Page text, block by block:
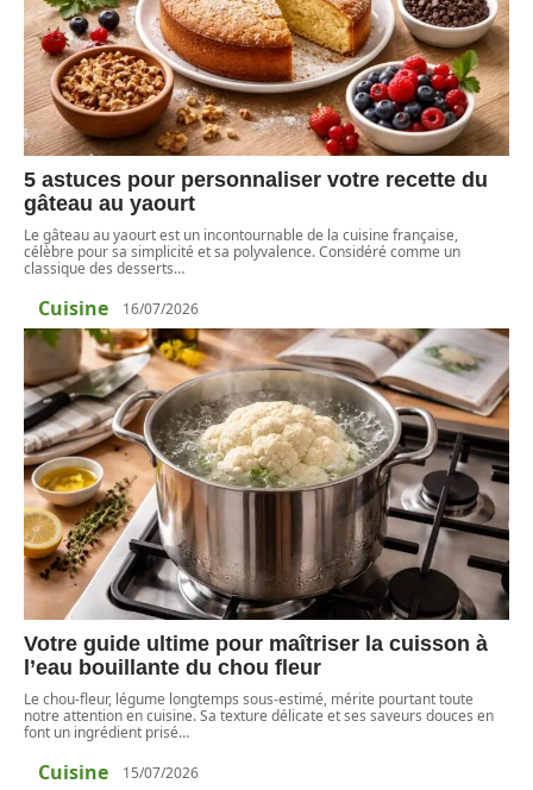
5 astuces pour personnaliser votre recette du
gâteau au yaourt
Le gâteau au yaourt est un incontournable de la cuisine française,
célèbre pour sa simplicité et sa polyvalence. Considéré comme un
classique des desserts…
Cuisine 16/07/2026
Votre guide ultime pour maîtriser la cuisson à
l’eau bouillante du chou fleur
Le chou-fleur, légume longtemps sous-estimé, mérite pourtant toute
notre attention en cuisine. Sa texture délicate et ses saveurs douces en
font un ingrédient prisé…
Cuisine 15/07/2026